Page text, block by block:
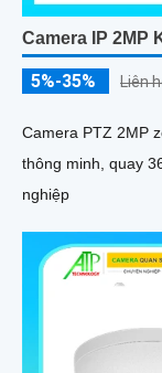
Camera IP 2MP
5%-35% Liên
Camera PTZ 2MP
thông minh, quay
nghiệp